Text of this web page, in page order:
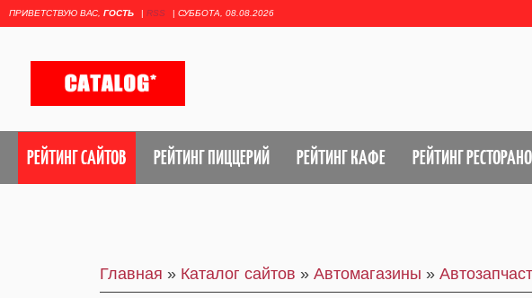
ПРИВЕТСТВУЮ ВАС ГОСТЬ | RSS | СУББОТА, 08.08.2026
РЕЙТИНГ САЙТОВ РЕЙТИНГ ПИЦЦЕРИЙ РЕЙТИНГ КАФЕ РЕЙТИНГ
Главная » Каталог сайтов » Автомагазины »